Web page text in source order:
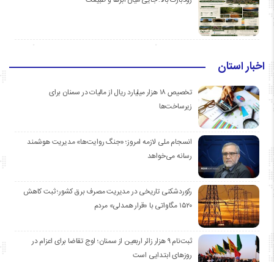
اخبار استان
تخصیص ۱۸ هزار میلیارد ریال از مالیات در سمنان برای
زیرساخت‌ها
انسجام ملی لازمه امروز؛ «جنگ روایت‌ها» مدیریت هوشمند
رسانه می‌خواهد
رکوردشکنی تاریخی در مدیریت مصرف برق کشور؛ ثبت کاهش
۱۵۲۰ مگاواتی با «قرار همدلی» مردم
ثبت‌نام ۹ هزار زائر اربعین از سمنان؛ اوج تقاضا برای اعزام در
روزهای ابتدایی است